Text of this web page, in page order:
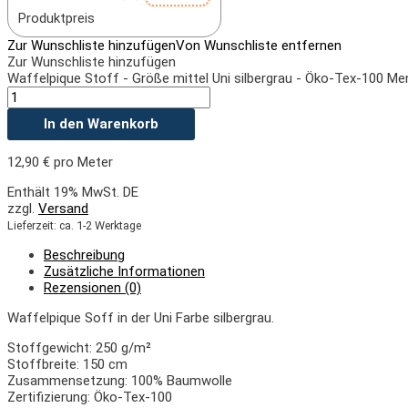
Produktpreis
Zur Wunschliste hinzufügenVon Wunschliste entfernen
Zur Wunschliste hinzufügen
Waffelpique Stoff - Größe mittel Uni silbergrau - Öko-Tex-100
In den Warenkorb
12,90 € pro Meter
Enthält 19% MwSt. DE
zzgl. Versand
Lieferzeit: ca. 1-2 Werktage
Beschreibung
Zusätzliche Informationen
Rezensionen (0)
Waffelpique Soff in der Uni Farbe silbergrau.
Stoffgewicht: 250 g/m²
Stoffbreite: 150 cm
Zusammensetzung: 100% Baumwolle
Zertifizierung: Öko-Tex-100